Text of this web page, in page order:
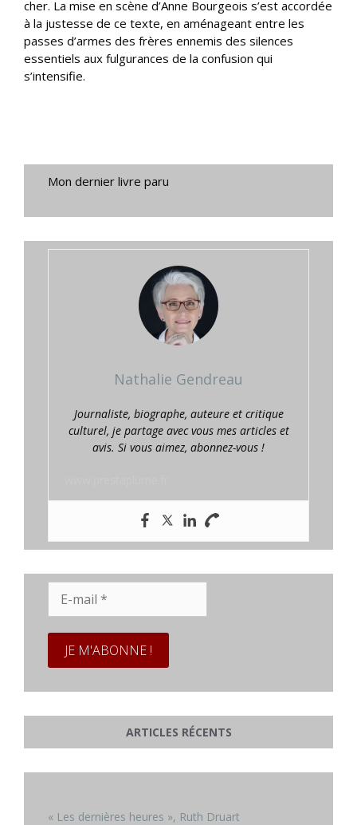
cher. La mise en scène d’Anne Bourgeois s’est accordée
à la justesse de ce texte, en aménageant entre les
passes d’armes des frères ennemis des silences
essentiels aux fulgurances de la confusion qui
s’intensifie.
Mon dernier livre paru
Nathalie Gendreau
Journaliste, biographe, auteure et critique
culturel, je partage avec vous mes articles et
avis. Si vous aimez, abonnez-vous !
mail
ARTICLES RÉCENTS
« Les dernières heures », Ruth Druart